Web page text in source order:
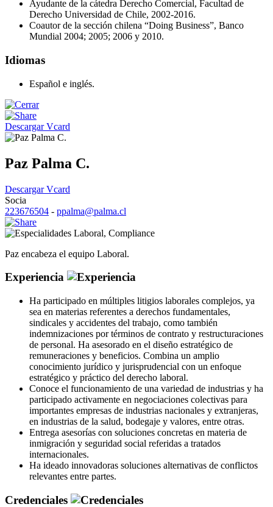
Ayudante de la cátedra Derecho Comercial, Facultad de
Derecho Universidad de Chile, 2002-2016.
Coautor de la sección chilena “Doing Business”, Banco
Mundial 2004; 2005; 2006 y 2010.
Idiomas
Español e inglés.
Descargar Vcard
Paz Palma C.
Descargar Vcard
Socia
223676504 - ppalma@palma.cl
Laboral, Compliance
Paz encabeza el equipo Laboral.
Experiencia
Ha participado en múltiples litigios laborales complejos, ya
sea en materias referentes a derechos fundamentales,
sindicales y accidentes del trabajo, como también
indemnizaciones por términos de contrato y restructuraciones
de personal. Ha asesorado en el diseño estratégico de
remuneraciones y beneficios. Combina un amplio
conocimiento jurídico y jurisprudencial con un enfoque
estratégico y práctico del derecho laboral.
Conoce el funcionamiento de una variedad de industrias y ha
participado activamente en negociaciones colectivas para
importantes empresas de industrias nacionales y extranjeras,
en industrias de la salud, bodegaje y valores, entre otras.
Entrega asesorías con soluciones concretas en materia de
inmigración y seguridad social referidas a tratados
internacionales.
Ha ideado innovadoras soluciones alternativas de conflictos
relevantes entre partes.
Credenciales